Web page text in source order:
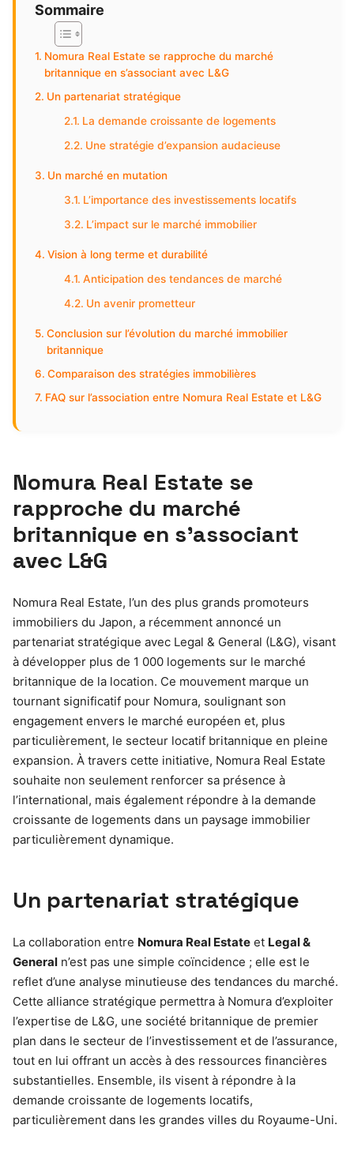
Sommaire
Nomura Real Estate se rapproche du marché
britannique en s’associant avec L&G
Un partenariat stratégique
La demande croissante de logements
Une stratégie d’expansion audacieuse
Un marché en mutation
L’importance des investissements locatifs
L’impact sur le marché immobilier
Vision à long terme et durabilité
Anticipation des tendances de marché
Un avenir prometteur
Conclusion sur l’évolution du marché immobilier
britannique
Comparaison des stratégies immobilières
FAQ sur l’association entre Nomura Real Estate et L&G
Nomura Real Estate se
rapproche du marché
britannique en s’associant
avec L&G
Nomura Real Estate, l’un des plus grands promoteurs
immobiliers du Japon, a récemment annoncé un
partenariat stratégique avec Legal & General (L&G), visant
à développer plus de 1 000 logements sur le marché
britannique de la location. Ce mouvement marque un
tournant significatif pour Nomura, soulignant son
engagement envers le marché européen et, plus
particulièrement, le secteur locatif britannique en pleine
expansion. À travers cette initiative, Nomura Real Estate
souhaite non seulement renforcer sa présence à
l’international, mais également répondre à la demande
croissante de logements dans un paysage immobilier
particulièrement dynamique.
Un partenariat stratégique
La collaboration entre Nomura Real Estate et Legal &
General n’est pas une simple coïncidence ; elle est le
reflet d’une analyse minutieuse des tendances du marché.
Cette alliance stratégique permettra à Nomura d’exploiter
l’expertise de L&G, une société britannique de premier
plan dans le secteur de l’investissement et de l’assurance,
tout en lui offrant un accès à des ressources financières
substantielles. Ensemble, ils visent à répondre à la
demande croissante de logements locatifs,
particulièrement dans les grandes villes du Royaume-Uni.